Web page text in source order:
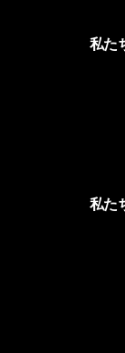
私た
私た